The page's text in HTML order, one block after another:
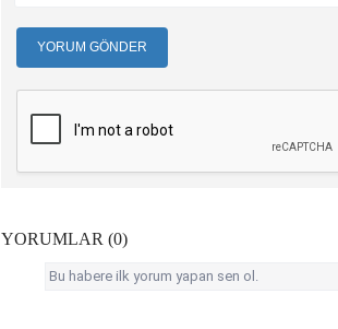
YORUM GÖNDER
YORUMLAR (0)
Bu habere ilk yorum yapan sen ol.